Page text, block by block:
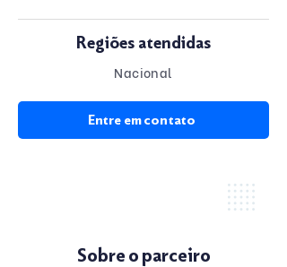
Regiões atendidas
Nacional
Entre em contato
Sobre o parceiro